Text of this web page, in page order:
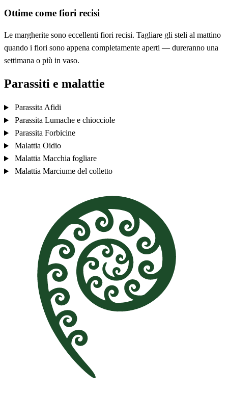
Ottime come fiori recisi
Le margherite sono eccellenti fiori recisi. Tagliare gli steli al mattino
quando i fiori sono appena completamente aperti — dureranno una
settimana o più in vaso.
Parassiti e malattie
Parassita Afidi
Parassita Lumache e chiocciole
Parassita Forbicine
Malattia Oidio
Malattia Macchia fogliare
Malattia Marciume del colletto